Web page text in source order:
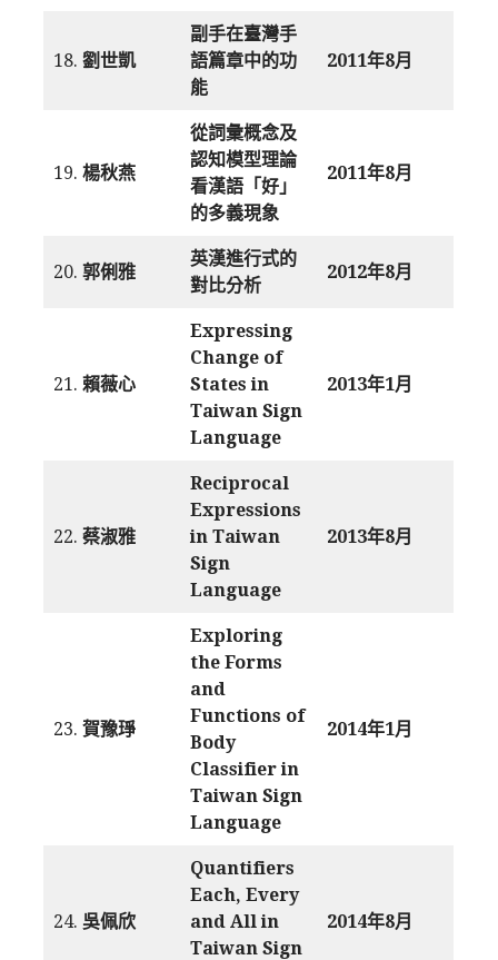
18. 劉世凱
副手在臺灣手
語篇章中的功
能
2011年8月
19. 楊秋燕
從詞彙概念及
認知模型理論
看漢語「好」
的多義現象
2011年8月
20. 郭俐雅
英漢進行式的
對比分析
2012年8月
21. 賴薇心
Expressing
Change of
States in
Taiwan Sign
Language
2013年1月
22. 蔡淑雅
Reciprocal
Expressions
in Taiwan
Sign
Language
2013年8月
23. 賀豫琤
Exploring
the Forms
and
Functions of
Body
Classifier in
Taiwan Sign
Language
2014年1月
24. 吳佩欣
Quantifiers
Each, Every
and All in
Taiwan Sign
2014年8月